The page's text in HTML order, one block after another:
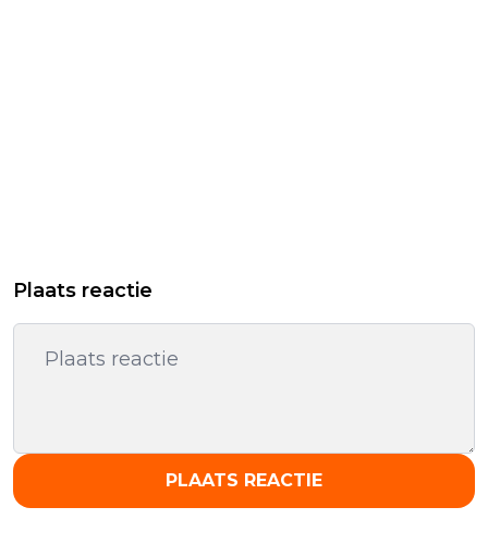
Plaats reactie
PLAATS REACTIE